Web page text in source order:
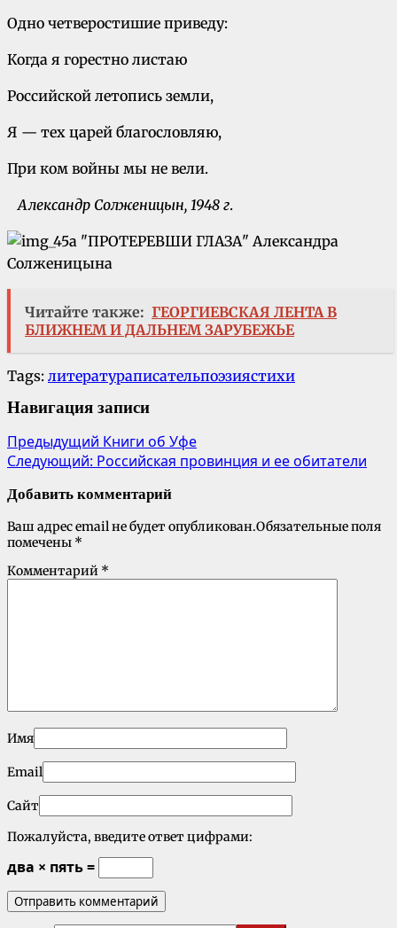
Одно четверостишие приведу:
Когда я горестно листаю
Российской летопись земли,
Я — тех царей благословляю,
При ком войны мы не вели.
Александр Солженицын, 1948 г.
Читайте также: ГЕОРГИЕВСКАЯ ЛЕНТА В
БЛИЖНЕМ И ДАЛЬНЕМ ЗАРУБЕЖЬЕ
Tags: литератураписательпоэзиястихи
Навигация записи
Предыдущий Книги об Уфе
Следующий: Российская провинция и ее обитатели
Добавить комментарий
Ваш адрес email не будет опубликован.Обязательные поля
помечены *
Комментарий *
Имя
Email
Сайт
Пожалуйста, введите ответ цифрами:
два × пять =